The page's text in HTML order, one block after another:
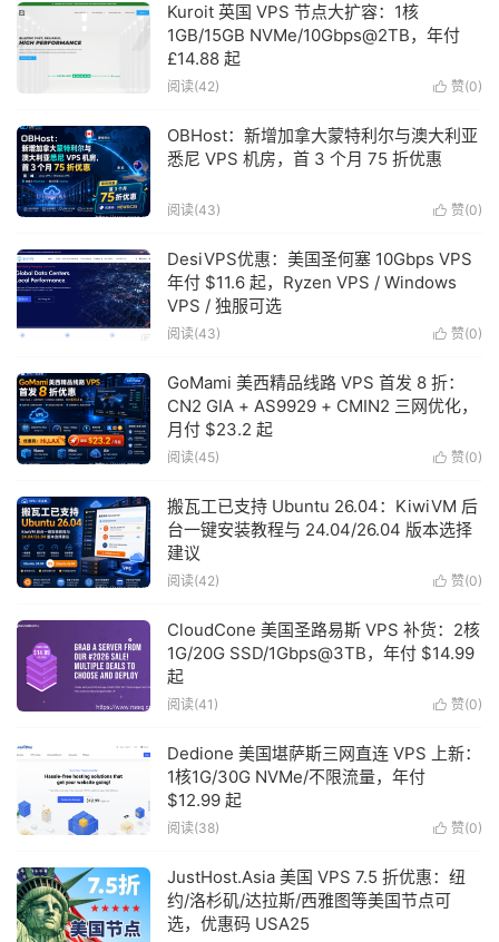
Kuroit 英国 VPS 节点大扩容：1核
1GB/15GB NVMe/10Gbps@2TB，年付
£14.88 起
 赞(0)
阅读(42)
OBHost：新增加拿大蒙特利尔与澳大利亚
悉尼 VPS 机房，首 3 个月 75 折优惠
 赞(0)
阅读(43)
DesiVPS优惠：美国圣何塞 10Gbps VPS
年付 $11.6 起，Ryzen VPS / Windows
VPS / 独服可选
 赞(0)
阅读(43)
GoMami 美西精品线路 VPS 首发 8 折：
CN2 GIA + AS9929 + CMIN2 三网优化，
月付 $23.2 起
 赞(0)
阅读(45)
搬瓦工已支持 Ubuntu 26.04：KiwiVM 后
台一键安装教程与 24.04/26.04 版本选择
建议
 赞(0)
阅读(42)
CloudCone 美国圣路易斯 VPS 补货：2核
1G/20G SSD/1Gbps@3TB，年付 $14.99
起
 赞(0)
阅读(41)
Dedione 美国堪萨斯三网直连 VPS 上新：
1核1G/30G NVMe/不限流量，年付
$12.99 起
 赞(0)
阅读(38)
JustHost.Asia 美国 VPS 7.5 折优惠：纽
约/洛杉矶/达拉斯/西雅图等美国节点可
选，优惠码 USA25